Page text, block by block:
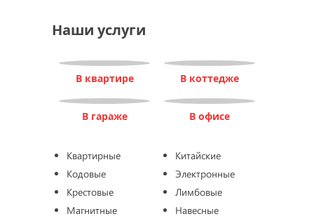
Наши услуги
В квартире В коттедже
В гараже В офисе
Квартирные
Китайские
Кодовые
Электронные
Крестовые
Лимбовые
Магнитные
Навесные